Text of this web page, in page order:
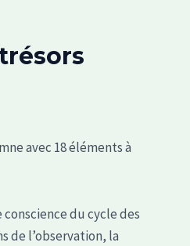
avec 18 éléments à
du cycle des
de l’observation, la